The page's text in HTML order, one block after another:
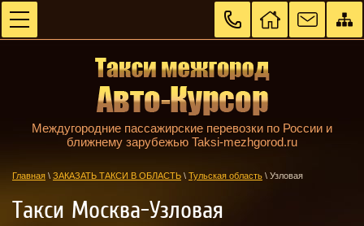
Междугородние пассажирские перевозки по России и
ближнему зарубежью Taksi-mezhgorod.ru
Главная \ ЗАКАЗАТЬ ТАКСИ В ОБЛАСТЬ \ Тульская область \ Узловая
Такси Москва-Узловая